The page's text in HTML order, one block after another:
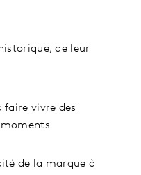
de leur
faire vivre des
moments
de la marque à